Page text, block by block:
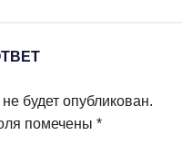
будет опубликован.
помечены *